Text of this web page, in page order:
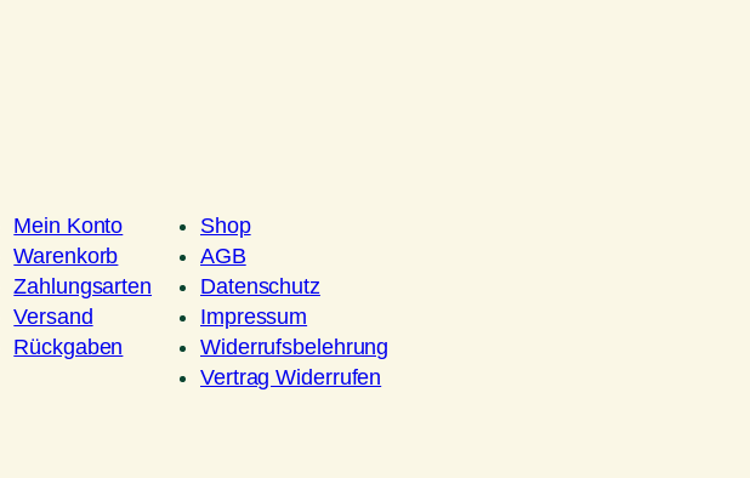
Mein Konto
Warenkorb
Zahlungsarten
Versand
Rückgaben
Shop
AGB
Datenschutz
Impressum
Widerrufsbelehrung
Vertrag Widerrufen